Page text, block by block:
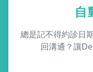
自
總是記不得約診日
回溝通？讓